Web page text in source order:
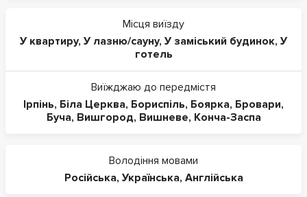
Місця виїзду
У квартиру, У лазню/сауну, У заміський будинок, У
готель
Виїжджаю до передмістя
Ірпінь, Біла Церква, Бориспіль, Боярка, Бровари,
Буча, Вишгород, Вишневе, Конча-Заспа
Володіння мовами
Російська, Українська, Англійська